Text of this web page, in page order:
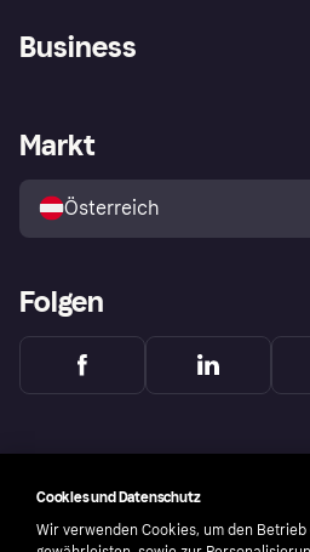
Shops entdecken
Business
Händlerportal
Markt
Österreich
Folgen
Cookies und Datenschutz
Wir verwenden Cookies, um den Betrieb